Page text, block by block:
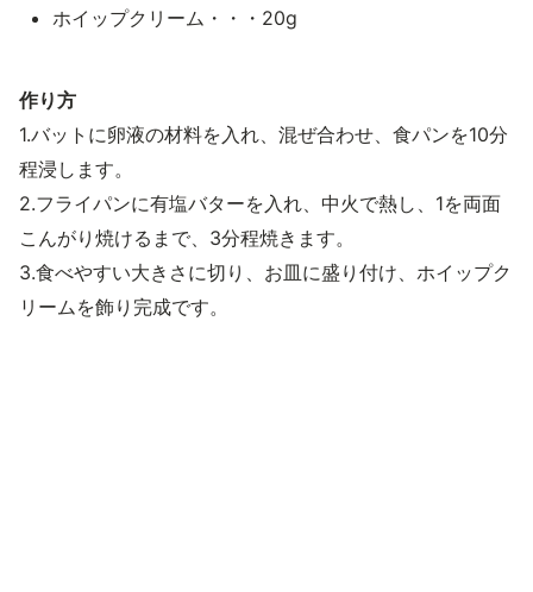
ホイップクリーム・・・20g
作り方
1.バットに卵液の材料を入れ、混ぜ合わせ、食パンを10分
程浸します。
2.フライパンに有塩バターを入れ、中火で熱し、1を両面
こんがり焼けるまで、3分程焼きます。
3.食べやすい大きさに切り、お皿に盛り付け、ホイップク
リームを飾り完成です。